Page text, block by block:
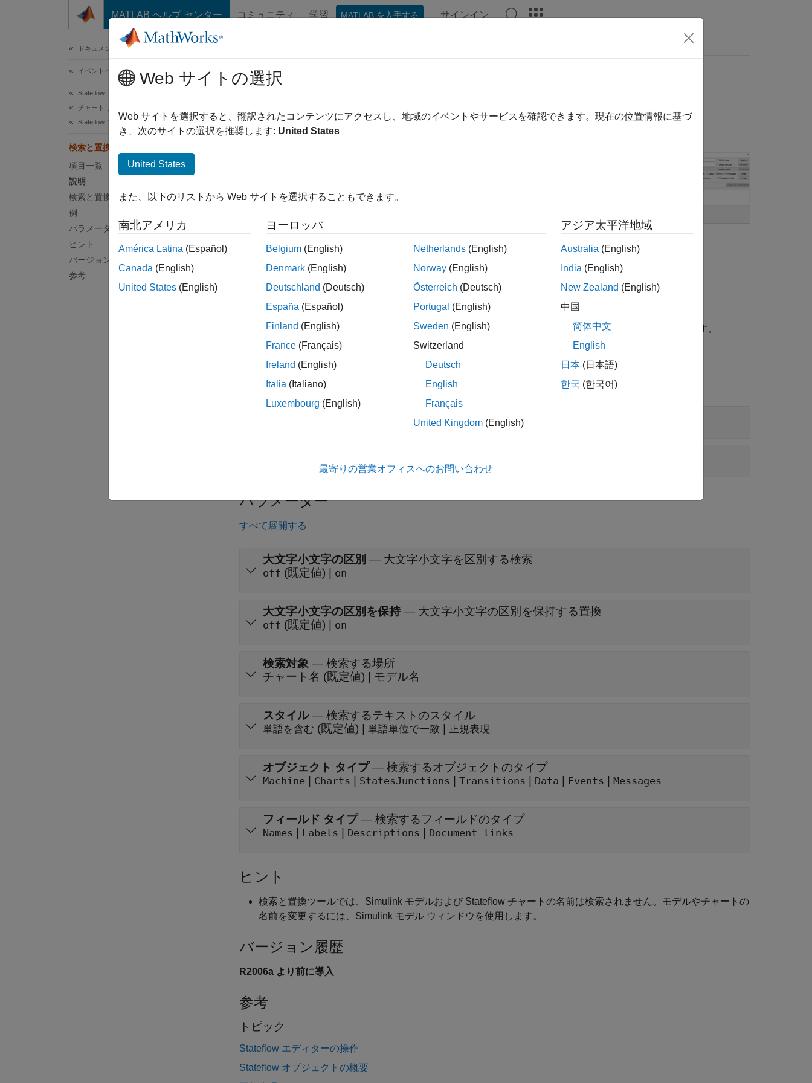
コンテンツへスキップ
MATLAB ヘルプ センター コミュニティ 学習 MATLAB を入手する サインイン
ドキュメンテーションのホーム
イベントベース モデリング
Stateflow
チャート プログラミング
Stateflow エディター インターフェイス
検索と置換
項目一覧
説明
検索と置換 を開く
例
パラメーター
ヒント
バージョン履歴
参考
検索と置換
Stateflowチャート内のテキストの検索と置換
用します。Simulink®モデル内の個々のチャートまたはすべてのチャートを検索しま
表現を使用して検索パターンを定義する、オブジェクトまたはフィールドのタイプでフ
ィルター処理するなど、検索の範囲を変更します。小文字、大文字、タイトル ケース、
ます。
検索と置換 を開く
Stateflow チャートを開きます。次に、[モデル化]タブで [チャートの検索と置換] を選択します。
すべて展開する
パラメーター
すべて展開する
大文字小文字の区別 — 大文字小文字を区別する検索
off (既定値) | on
大文字小文字の区別を保持 — 大文字小文字の区別を保持する置換
off (既定値) | on
検索対象 — 検索する場所
チャート名 (既定値) | モデル名
スタイル— 検索するテキストのスタイル
単語を含む (既定値) | 単語単位で一致 正規表現
オブジェクト タイプ— 検索するオブジェクトのタイプ
Machine Charts StatesJunctions Transitions Data Events Messages
フィールド タイプ— 検索するフィールドのタイプ
Names Labels Descriptions Document links
ヒント
検索と置換ツールでは、Simulink モデルおよび Stateflow チャートの名前は検索されません。モデルやチャートの
名前を変更するには、Simulink モデル ウィンドウを使用します。
バージョン履歴
R2006a より前に導入
参考
トピック
Stateflow エディターの操作
Stateflow オブジェクトの概要
Web サイトの選択
Web サイトを選択すると、翻訳されたコンテンツにアクセスし、地域のイベントやサービスを確認できます。現在の位置情報に基づ
き、次のサイトの選択を推奨します: United States
United States
また、以下のリストから Web サイトを選択することもできます。
南北アメリカ
América Latina (Español)
Canada (English)
United States (English)
ヨーロッパ
Belgium (English)
Denmark (English)
Deutschland (Deutsch)
España (Español)
Finland (English)
France (Français)
Ireland (English)
Italia (Italiano)
Luxembourg (English)
Netherlands (English)
Norway (English)
Österreich (Deutsch)
Portugal (English)
Sweden (English)
Switzerland
Deutsch
English
Français
United Kingdom (English)
アジア太平洋地域
Australia (English)
India (English)
New Zealand (English)
中国
简体中文
English
日本 (日本語)
한국 (한국어)
最寄りの営業オフィスへのお問い合わせ